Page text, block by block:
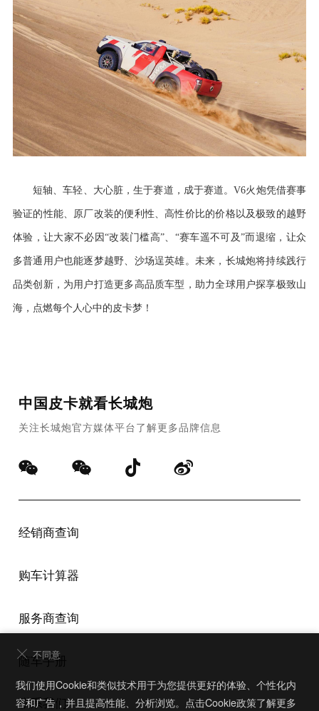
短轴、车轻 大心脏，生于赛道，成于赛道 。V6火炮凭借赛事
验证的性能、原厂改装的便利性、高性价比的价格以及极致的越野
体验，让大家不必因 “改装门槛高”、“赛车遥不可及”而退缩 ，让众
多普通用户也能逐梦越野、沙场逞英雄。 未来，长城炮将持续践行
品类创新，为用户打造更多高品质车型， 助力全球用户探享极致山
海，点燃每个人心中的皮卡梦！
不同意
我们使用Cookie和类似技术用于为您提供更好的体验、个性化内
容和广告，并且提高性能、分析浏览。点击Cookie政策了解更多
中国皮卡就看长城炮
关注长城炮官方媒体平台了解更多品牌信息
经销商查询
购车计算器
服务商查询
随车手册
联系我们
预约试驾